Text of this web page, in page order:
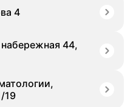
4
44,
19